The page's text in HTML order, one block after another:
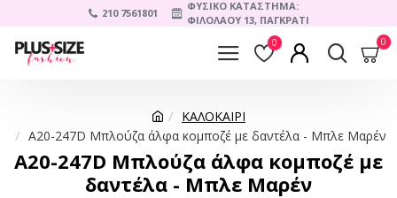
210 7561801
ΦΥΣΙΚΟ ΚΑΤΑΣΤΗΜΑ:
ΦΙΛΟΛΑΟΥ 13, ΠΑΓΚΡΑΤΙ
0 0
ΚΑΛΟΚΑΙΡΙ
A20-247D Μπλούζα άλφα κομποζέ με δαντέλα - Μπλε Μαρέν
A20-247D Μπλούζα άλφα κομποζέ με
δαντέλα - Μπλε Μαρέν